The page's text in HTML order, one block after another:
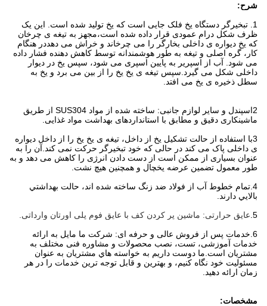
شرح:
1. تبخیرگر دستگاه یخ فلک جایی است که یخ تولید شده است. این یک
ظرف شکل درام عمودی قرار داده شده است،مجهز به تیغه ی چرخان
که یخ دیواره ی داخلی بخارگر را می چرخاند و خراش می دهددر هنگام
کار، گره اصلی و تیغه به طور هوشمندانه توسط کاهش دهنده فشار داده
می شود. آب از اسپریر به پایین اسپری می شود، سپس یخ در دیوار
داخلی شکل می گیرد.سپس تیغه ی یخ یخ را از بین می برد و یخ به
سطل ذخیره ی یخ می افتد.
2اسپندل و سایر لوازم جانبی: ساخته شده از مواد SUS304 از طریق
ماشینکاری دقیق و مطابق با استانداردهای بهداشت مواد غذایی.
3با استفاده از حالت تشکیل یخ از داخل، تیغه ی یخ یخ را از داخل دیواره
ی داخلی پاک می کند در حالی که خود تبخیرگر حرکت نمی کند.آن را به
عنوان بسیاری از ممکن است از دست دادن انرژی را کاهش می دهد و به
طور معمول تضمین عرضه یخچال و همچنین هیچ نشت.
4 تمام خطوط آب از فولاد ضد زنگ ساخته شده اند، حالت بهداشتي
بالايي دارند.
5. عایق حرارتی: ماشین پر کردن کف با عایق فوم پلی اورتان وارداتی.
6. خدمات پس از فروش عالی و حرفه ای: شرکت ما مایل به ارائه
خدمات آموزشی، تست، نصب محصولات و مشاوره فنی مختلف به
مشتریان است.ما دوست داريم به خواسته هاي مشتريان به عنوان
مسئوليت خود نگاه کنيم، و بهترین و قابل توجه ترین خدمات را در هر
زمان ارائه دهید.
مشخصات: